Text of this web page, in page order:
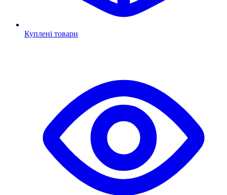
Куплені товари